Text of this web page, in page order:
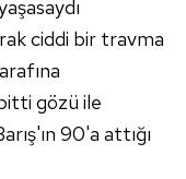
ciddi bir travma
gözü ile
90'a attığı